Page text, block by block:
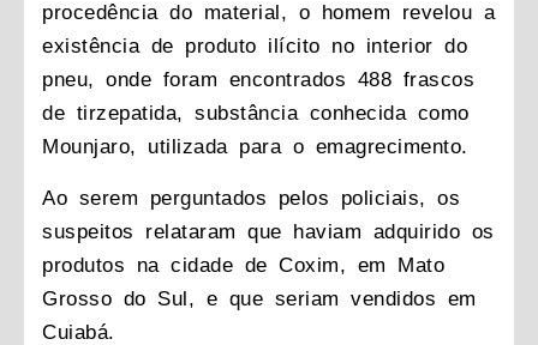
procedência do material, o homem revelou a
existência de produto ilícito no interior do
pneu, onde foram encontrados 488 frascos
de tirzepatida, substância conhecida como
Mounjaro, utilizada para o emagrecimento.
Ao serem perguntados pelos policiais, os
suspeitos relataram que haviam adquirido os
produtos na cidade de Coxim, em Mato
Grosso do Sul, e que seriam vendidos em
Cuiabá.